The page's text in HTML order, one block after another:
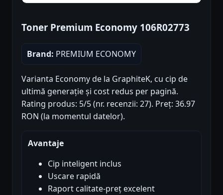
Toner Premium Economy 106R02773
Brand: PREMIUM ECONOMY
Varianta Economy de la GraphiteK, cu cip de
ultimă generație și cost redus per pagină.
Rating produs: 5/5 (nr. recenzii: 27). Preț: 36.97
RON (la momentul datelor).
Avantaje
Cip inteligent inclus
Uscare rapidă
Raport calitate-preț excelent